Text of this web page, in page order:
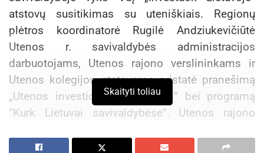
atstovų susitikimas su uteniškiais. Regionų
plėtros koordinatorė Rugilė Andziukevičiūtė
Utenos r. savivaldybės administracijos
darbuotojams, Utenos rajono verslininkams ir
Utenos kolegijos atstovams pristatė pranešimą
„Utenos investicinės galimybės” bei programą
“Kurk Lietuvai savivaldybėse”. Utenos rajono
pavaduotoja Zita Ringelevičienė pakvietė
įmonių
Skaityti toliau